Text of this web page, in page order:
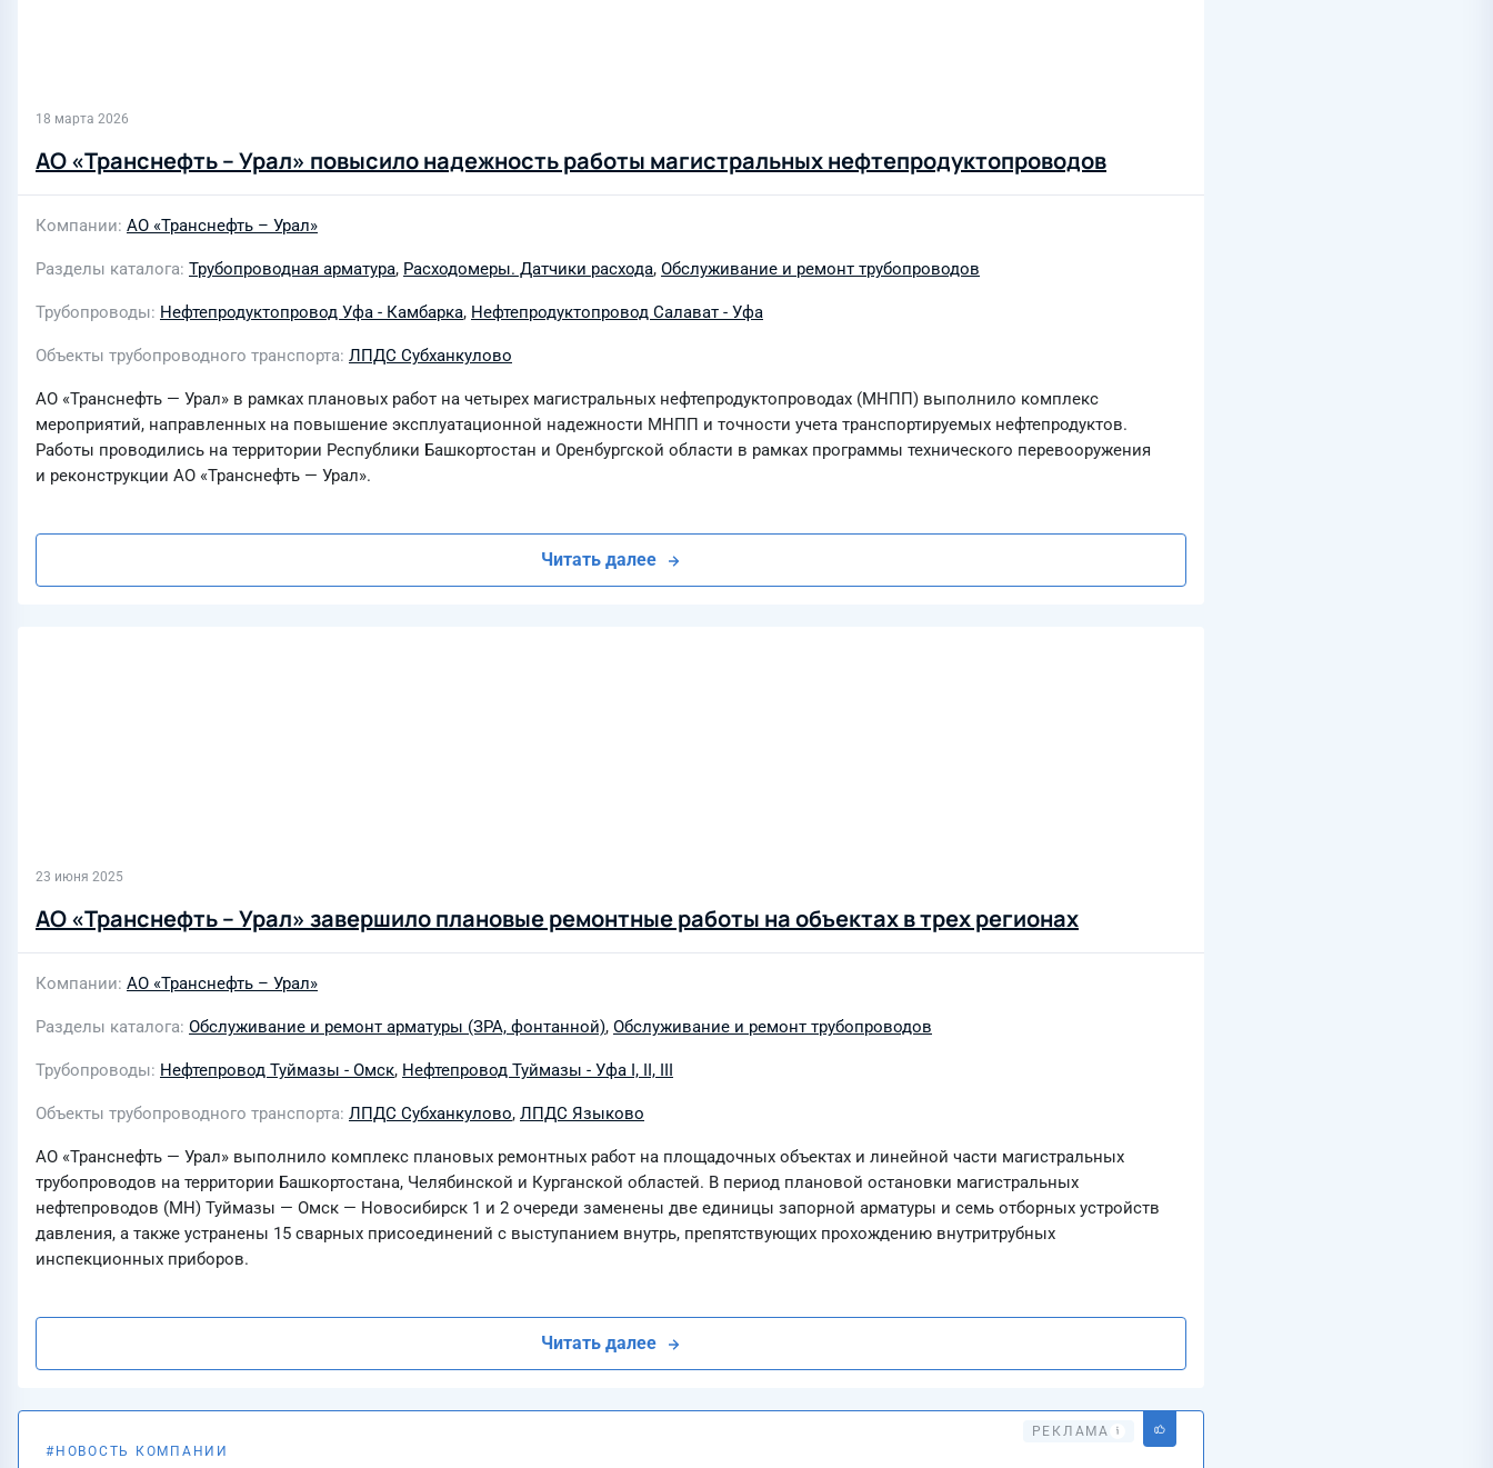
18 марта 2026
АО «Транснефть – Урал» повысило надежность работы магистральных нефтепродуктопроводов
Компании АО «Транснефть – Урал»
Разделы каталога Трубопроводная арматура, Расходомеры. Датчики расхода, Обслуживание и ремонт трубопроводов
Трубопроводы Нефтепродуктопровод Уфа - Камбарка, Нефтепродуктопровод Салават - Уфа
Объекты трубопроводного транспорта ЛПДС Субханкулово
АО «Транснефть — Урал» в рамках плановых работ на четырех магистральных нефтепродуктопроводах (МНПП) выполнило комплекс
мероприятий, направленных на повышение эксплуатационной надежности МНПП и точности учета транспортируемых нефтепродуктов.
Работы проводились на территории Республики Башкортостан и Оренбургской области в рамках программы технического перевооружения
и реконструкции АО «Транснефть — Урал».
Читать далее
23 июня 2025
АО «Транснефть – Урал» завершило плановые ремонтные работы на объектах в трех регионах
Компании АО «Транснефть – Урал»
Разделы каталога Обслуживание и ремонт арматуры (ЗРА, фонтанной), Обслуживание и ремонт трубопроводов
Трубопроводы Нефтепровод Туймазы - Омск, Нефтепровод Туймазы - Уфа I, II, III
Объекты трубопроводного транспорта ЛПДС Субханкулово, ЛПДС Языково
АО «Транснефть — Урал» выполнило комплекс плановых ремонтных работ на площадочных объектах и линейной части магистральных
трубопроводов на территории Башкортостана, Челябинской и Курганской областей. В период плановой остановки магистральных
нефтепроводов (МН) Туймазы — Омск — Новосибирск 1 и 2 очереди заменены две единицы запорной арматуры и семь отборных устройств
давления, а также устранены 15 сварных присоединений с выступанием внутрь, препятствующих прохождению внутритрубных
инспекционных приборов.
Читать далее
НОВОСТЬ КОМПАНИИ